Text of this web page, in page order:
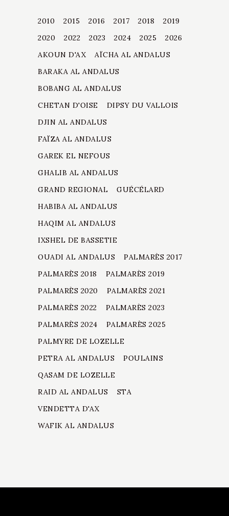
2010 2015 2016 2017 2018
2019
2020
2022 2023 2024 2025
2026
AKOUN D'AX
AÏCHA AL ANDALUS
BARAKA AL ANDALUS
BOBANG AL ANDALUS
CHETAN D'OISE
DIPSY DU VALLOIS
DJIN AL ANDALUS
FAÏZA AL ANDALUS
GAREK EL NEFOUS
GHALIB AL ANDALUS
GRAND REGIONAL
GUÉCÉLARD
HABIBA AL ANDALUS
HAQIM AL ANDALUS
IXSHEL DE BASSETIE
OUADI AL ANDALUS
PALMARÈS 2017
PALMARÈS 2018
PALMARÈS 2019
PALMARÈS 2020
PALMARÈS 2021
PALMARÈS 2022
PALMARÈS 2023
PALMARÈS 2024
PALMARÈS 2025
PALMYRE DE LOZELLE
PETRA AL ANDALUS
POULAINS
QASAM DE LOZELLE
RAID AL ANDALUS
STA
VENDETTA D'AX
WAFIK AL ANDALUS